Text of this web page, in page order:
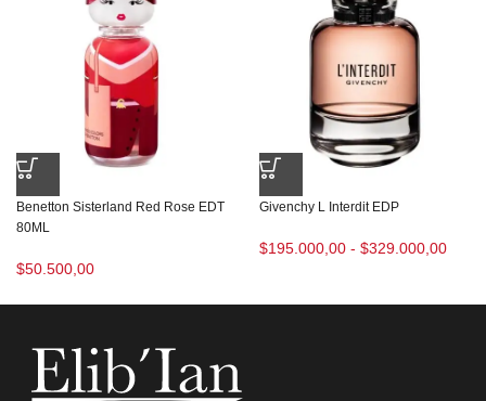
Benetton Sisterland Red Rose EDT
80ML
$50.500,00
Givenchy L Interdit EDP
$195.000,00 - $329.000,00